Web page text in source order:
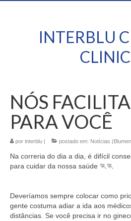
INTERBLU
NÓS
PARA VOCÊ
por interblu | postado em: Notícias
Na correria do dia a dia, é difícil
para cuidar da nossa saúde 🏃‍🏃‍⠀
Deveríamos sempre colocar como
gente costuma adiar a ida aos
distâncias. Se você precisa ir no